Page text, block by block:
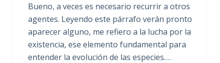
Bueno, a veces es necesario recurrir a otros
agentes. Leyendo este párrafo verán pronto
aparecer alguno, me refiero a la lucha por la
existencia, ese elemento fundamental para
entender la evolución de las especies.…